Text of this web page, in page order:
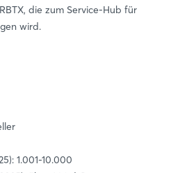
die zum Service-Hub für
wird.
1.001-10.000
angemeldet?